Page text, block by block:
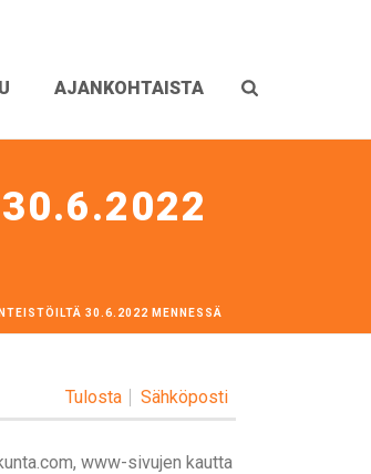
AJANKOHTAISTA
30.6.2022 MENNESSÄ
Tulosta Sähköposti
www-sivujen kautta